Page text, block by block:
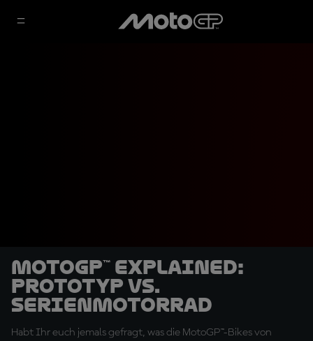
MotoGP™ Explained:
Prototyp vs.
Serienmotorrad
Habt Ihr euch jemals gefragt, was die MotoGP™-Bikes von